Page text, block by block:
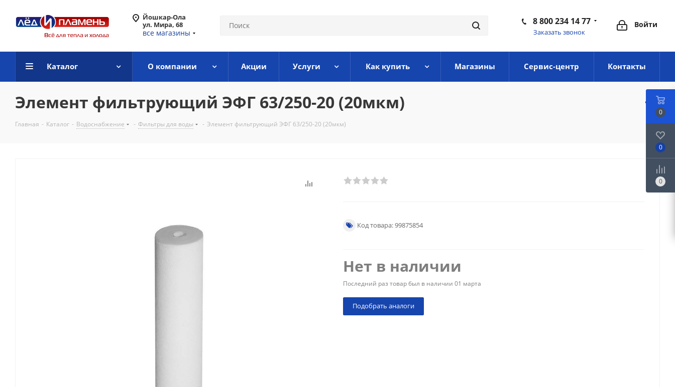
Йошкар-Ола
ул. Мира, 68
все магазины
Войти
8 800 234 14 77
Заказать звонок
Каталог О компании Акции Услуги Как купить Магазины Сервис-центр Контакты
Элемент фильтрующий ЭФГ 63/250-20 (20мкм)
Главная - Каталог - Водоснабжение - Фильтры для воды - Элемент фильтрующий ЭФГ 63/250-20 (20мкм)
Код товара: 99875854
Нет в наличии
Последний раз товар был в наличии 01 марта
Подобрать аналоги
0
0
0